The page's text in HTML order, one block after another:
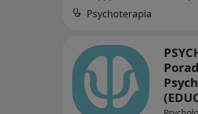
Psychoterapia